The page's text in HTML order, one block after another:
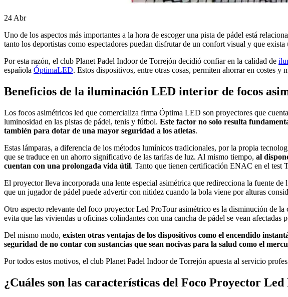
24 Abr
Uno de los aspectos más importantes a la hora de escoger una pista de pádel está
tanto los deportistas como espectadores puedan disfrutar de un confort visual y que
Por esta razón, el club Planet Padel Indoor de Torrejón decidió confiar en la calidad de
española ÓptimaLED. Estos dispositivos, entre otras cosas, permiten ahorrar en costes
Beneficios de la iluminación LED interior de focos
Los focos asimétricos led que comercializa firma Óptima LED son proyectores que
luminosidad en las pistas de pádel, tenis y fútbol. Este factor no solo resulta
también para dotar de una mayor seguridad a los atletas.
Estas lámparas, a diferencia de los métodos lumínicos tradicionales, por la propia
que se traduce en un ahorro significativo de las tarifas de luz. Al mismo tiempo, al
cuentan con una prolongada vida útil. Tanto que tienen certificación ENAC en el test
El proyector lleva incorporada una lente especial asimétrica que redirecciona la fuente
que un jugador de pádel puede advertir con nitidez cuando la bola viene por alturas
Otro aspecto relevante del foco proyector Led ProTour asimétrico es la disminución de
evita que las viviendas u oficinas colindantes con una cancha de pádel se vean afectadas
Del mismo modo, existen otras ventajas de los dispositivos como el encendido
seguridad de no contar con sustancias que sean nocivas para la salud como el
Por todos estos motivos, el club Planet Padel Indoor de Torrejón apuesta al servicio
¿Cuáles son las características del Foco Proyector